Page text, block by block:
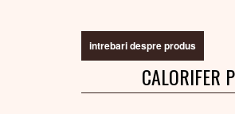
intrebari despre produs
CALORIFER